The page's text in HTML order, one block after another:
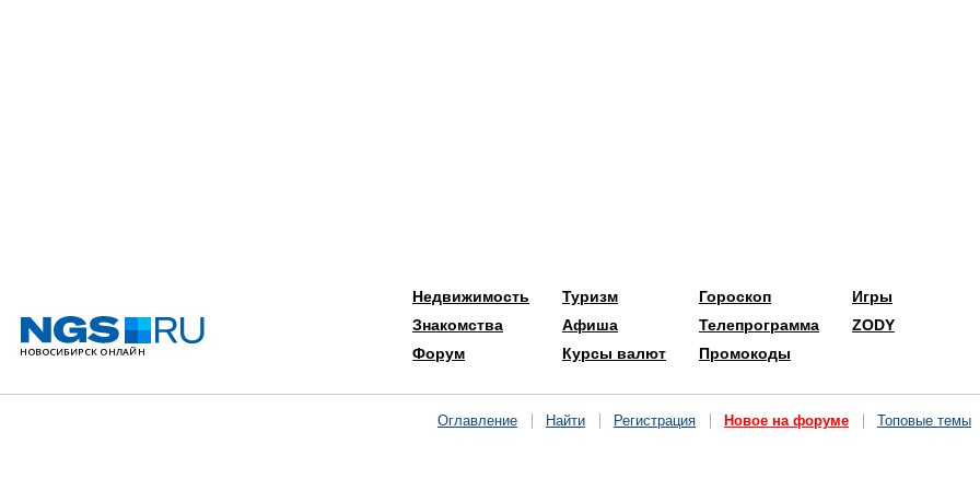
Недвижимость
Знакомства
Форум
Туризм
Афиша
Курсы валют
Гороскоп
Телепрограмма
Промокоды
Игры
ZODY
Оглавление Найти Регистрация Новое на форуме Топовые темы